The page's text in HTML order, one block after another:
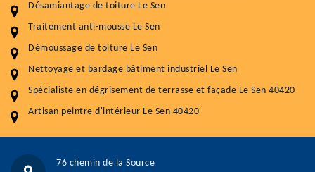
Désamiantage de toiture Le Sen
Traitement anti-mousse Le Sen
Démoussage de toiture Le Sen
Nettoyage et bardage bâtiment industriel Le Sen
Spécialiste en dégrisement de terrasse et façade Le Sen 40420
Artisan peintre d'intérieur Le Sen 40420
76 chemin de la Source
Démoussage toiture
Traitement hydrofuge toiture
5.0 (118avis)
Artisant local recommander